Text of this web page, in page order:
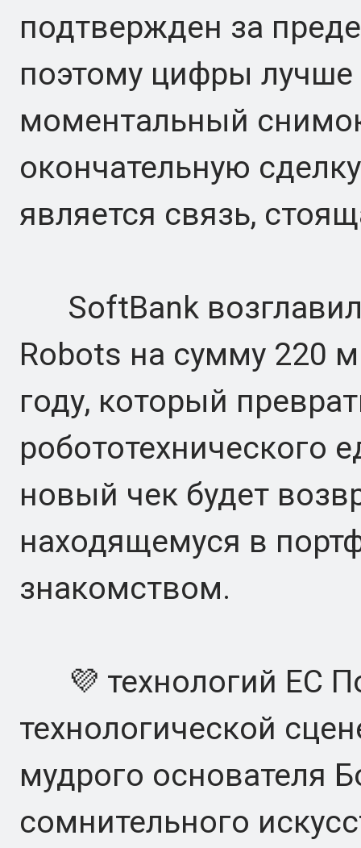
подтвержден за
поэтому цифры
моментальный
окончательную
является связь,
SoftBank возглавил
Robots на сумму 220
году, который
робототехнического
новый чек будет
находящемуся в
знакомством.
💜 технологий ЕС
технологической
мудрого основателя
сомнительного